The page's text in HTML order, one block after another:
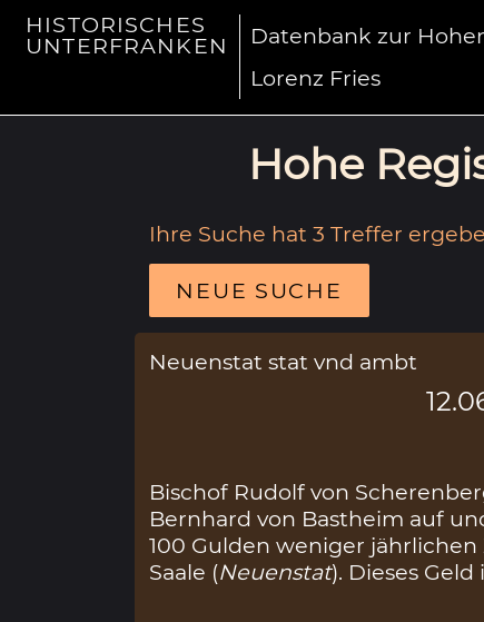
HISTORISCHES
UNTERFRANKEN
Datenbank zur
Lorenz Fries
Hohe
Ihre Suche hat 3 Treffer
NEUE SUCHE
Neuenstat stat vnd ambt
Bischof Rudolf von
Bernhard von Bastheim auf
100 Gulden weniger
Saale (Neuenstat). Dieses